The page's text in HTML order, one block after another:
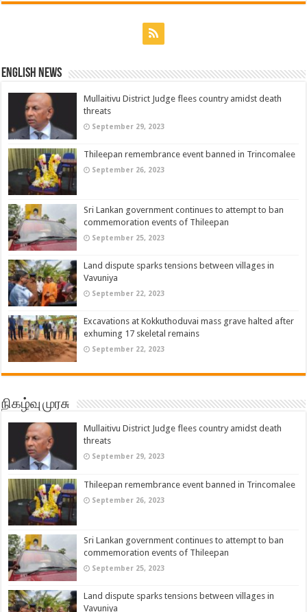
English News
Mullaitivu District Judge flees country amidst death
threats
September 29, 2023
Thileepan remembrance event banned in Trincomalee
September 26, 2023
Sri Lankan government continues to attempt to ban
commemoration events of Thileepan
September 25, 2023
Land dispute sparks tensions between villages in
Vavuniya
September 22, 2023
Excavations at Kokkuthoduvai mass grave halted after
exhuming 17 skeletal remains
September 22, 2023
நிகழ்வு முரசு
Mullaitivu District Judge flees country amidst death
threats
September 29, 2023
Thileepan remembrance event banned in Trincomalee
September 26, 2023
Sri Lankan government continues to attempt to ban
commemoration events of Thileepan
September 25, 2023
Land dispute sparks tensions between villages in
Vavuniya